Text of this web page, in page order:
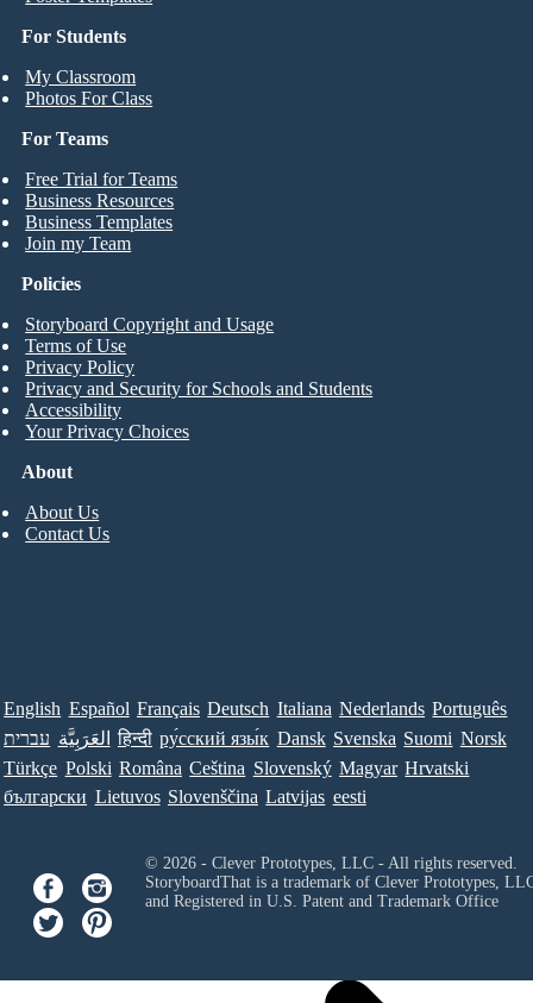
For Students
My Classroom
Photos For Class
For Teams
Free Trial for Teams
Business Resources
Business Templates
Join my Team
About
About Us
Contact Us
Policies
Storyboard Copyright and Usage
Terms of Use
Privacy Policy
Privacy and Security for Schools and Students
Accessibility
Your Privacy Choices
English Español Français Deutsch Italiana Nederlands Português
עברית العَرَبِيَّة हिन्दी ру́сский язы́к Dansk Svenska Suomi Norsk
Türkçe Polski Româna Ceština Slovenský Magyar Hrvatski
български Lietuvos Slovenščina Latvijas eesti
© 2026 - Clever Prototypes, LLC - All rights reserved.
StoryboardThat is a trademark of Clever Prototypes,
and Registered in U.S. Patent and Trademark Office